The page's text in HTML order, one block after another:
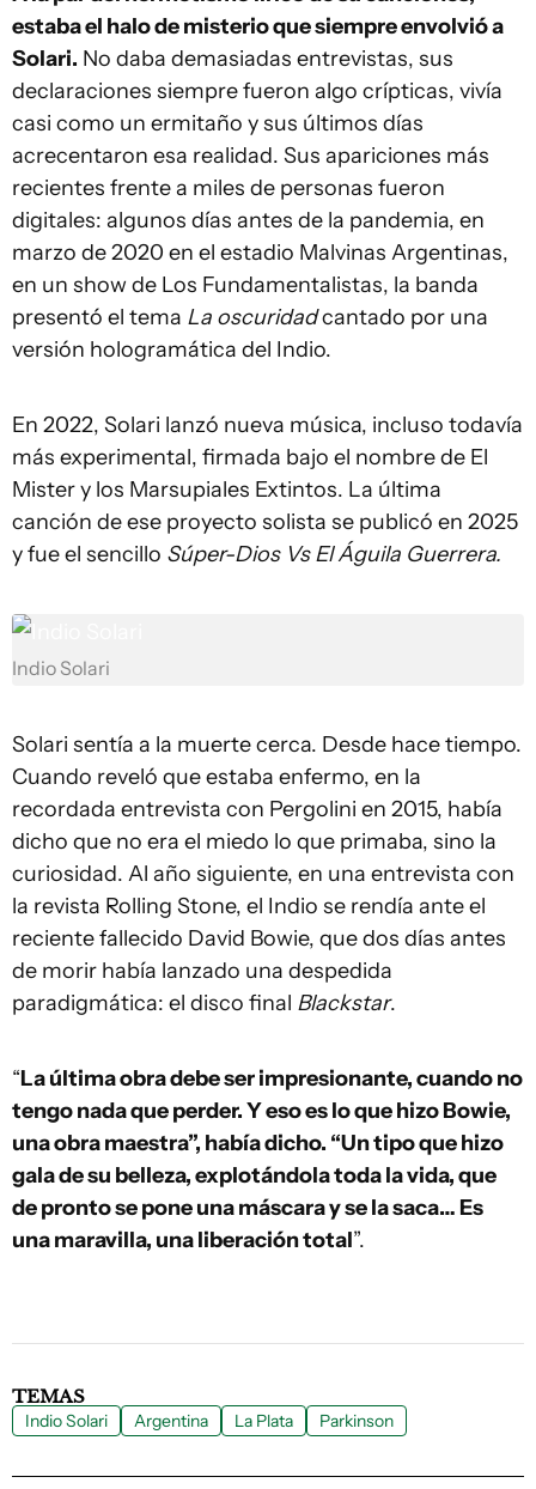
estaba el halo de misterio que siempre envolvió a
Solari. No daba demasiadas entrevistas, sus
declaraciones siempre fueron algo crípticas, vivía
casi como un ermitaño y sus últimos días
acrecentaron esa realidad. Sus apariciones más
recientes frente a miles de personas fueron
digitales: algunos días antes de la pandemia, en
marzo de 2020 en el estadio Malvinas Argentinas,
en un show de Los Fundamentalistas, la banda
presentó el tema La oscuridadcantado por una
versión hologramática del Indio.
En 2022, Solari lanzó nueva música, incluso todavía
más experimental, firmada bajo el nombre de El
Mister y los Marsupiales Extintos. La última
canción de ese proyecto solista se publicó en 2025
y fue el sencillo Súper-Dios Vs El Águila Guerrera.
Indio Solari
Solari sentía a la muerte cerca. Desde hace tiempo.
Cuando reveló que estaba enfermo, en la
recordada entrevista con Pergolini en 2015, había
dicho que no era el miedo lo que primaba, sino la
curiosidad. Al año siguiente, en una entrevista con
la revista Rolling Stone, el Indio se rendía ante el
reciente fallecido David Bowie, que dos días antes
de morir había lanzado una despedida
paradigmática: el disco final Blackstar.
“La última obra debe ser impresionante, cuando no
tengo nada que perder. Y eso es lo que hizo Bowie,
una obra maestra”, había dicho. “Un tipo que hizo
gala de su belleza, explotándola toda la vida, que
de pronto se pone una máscara y se la saca… Es
una maravilla, una liberación total”.
TEMAS
Indio Solari Argentina La Plata Parkinson